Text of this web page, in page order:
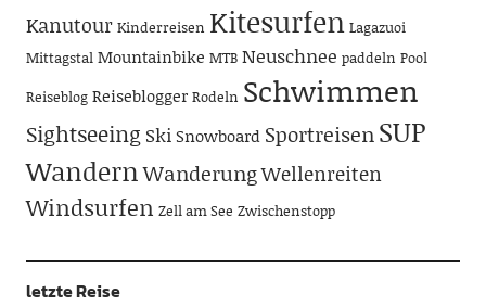
Kanutour Kinderreisen Kitesurfen Lagazuoi
Mittagstal Mountainbike MTB Neuschnee paddeln Pool
Reiseblog Reiseblogger Rodeln Schwimmen
Sightseeing Ski Snowboard SportreisenSUP
WandernWanderungWellenreiten
Windsurfen Zell am See Zwischenstopp
letzte Reise